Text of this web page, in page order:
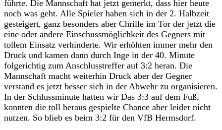
führte. Die Mannschaft hat jetzt gemerkt, dass hier heute
noch was geht. Alle Spieler haben sich in der 2. Halbzeit
gesteigert, ganz besonders aber Chrille im Tor der jetzt die
eine oder andere Einschussmöglichkeit des Gegners mit
tollem Einsatz verhinderte. Wir erhöhten immer mehr den
Druck und kamen dann durch Inge in der 40. Minute
folgerichtig zum Anschlusstreffer auf 3:2 heran. Die
Mannschaft macht weiterhin Druck aber der Gegner
verstand es jetzt besser sich in der Abwehr zu organisieren.
In der Schlussminute hatten wir Das 3:3 auf dem Fuß,
konnten die toll heraus gespielte Chance aber leider nicht
nutzen. So blieb es beim 3:2 für den VfB Hermsdorf.